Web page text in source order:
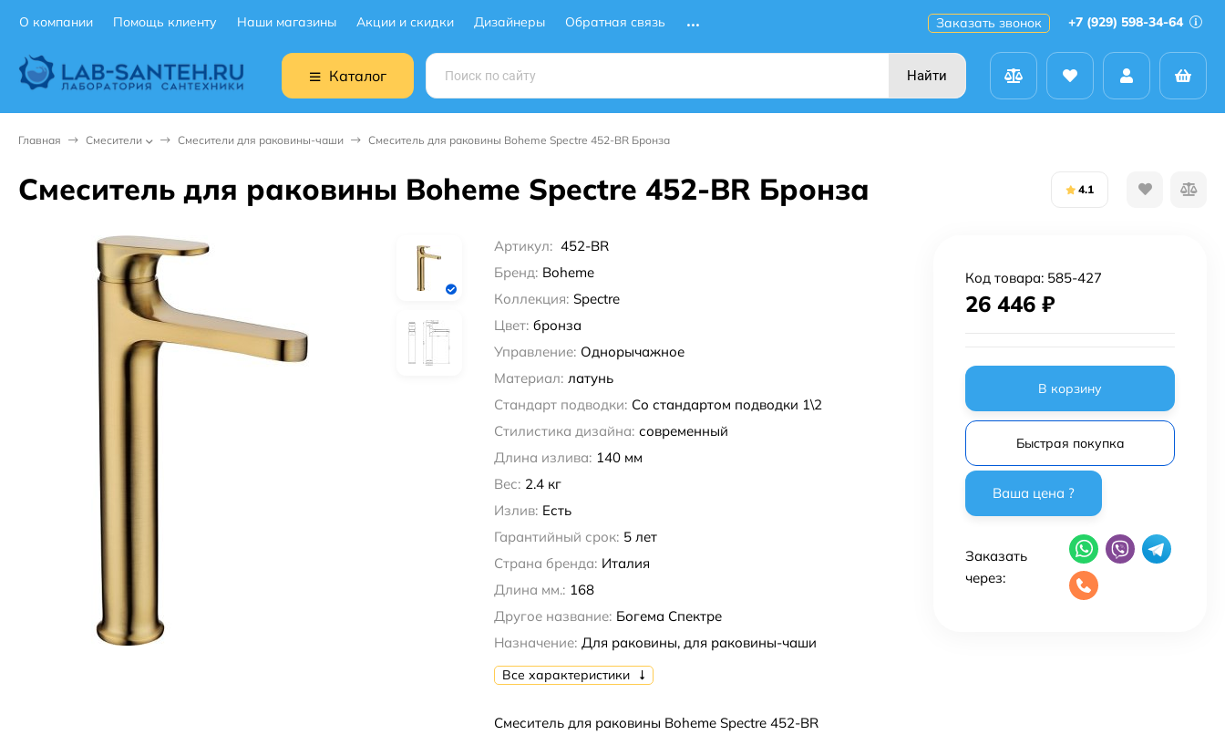
О компании Помощь клиенту Наши магазины Акции и скидки Дизайнеры Обратная связь Заказать звонок +7 (929) 598-34-64
Каталог Найти
Главная Смесители Смесители для раковины-чаши Смеситель для раковины Boheme Spectre 452-BR Бронза
Смеситель для раковины Boheme Spectre 452-BR Бронза 4.1
Артикул: 452-BR
Бренд: Boheme
Коллекция: Spectre
Цвет: бронза
Управление: Однорычажное
Материал: латунь
Стандарт подводки: Со стандартом подводки 1\2
Стилистика дизайна: современный
Длина излива: 140 мм
Вес: 2.4 кг
Излив: Есть
Гарантийный срок: 5 лет
Страна бренда: Италия
Длина мм.: 168
Другое название: Богема Спектре
Назначение: Для раковины, для раковины-чаши
Все характеристики
Смеситель для раковины Boheme Spectre 452-BR
Код товара: 585-427
26 446 ₽
В корзину
Быстрая покупка
Заказать
через: